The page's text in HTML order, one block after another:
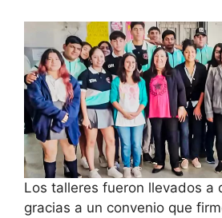
Los talleres fueron llevados a
gracias a un convenio que